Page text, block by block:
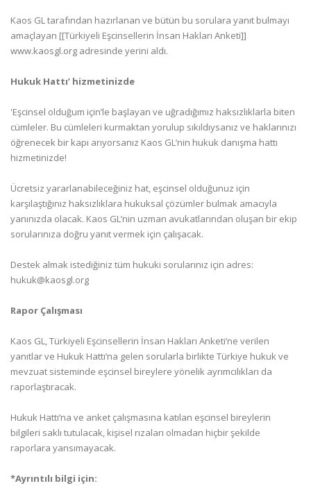
Kaos GL tarafından hazırlanan ve bütün bu sorulara yanıt bulmayı
amaçlayan [[Türkiyeli Eşcinsellerin İnsan Hakları Anketi]]
www.kaosgl.org adresinde yerini aldı.
Hukuk Hattı’ hizmetinizde
'Eşcinsel olduğum için’le başlayan ve uğradığımız haksızlıklarla biten
cümleler. Bu cümleleri kurmaktan yorulup sıkıldıysanız ve haklarınızı
öğrenecek bir kapı arıyorsanız Kaos GL’nin hukuk danışma hattı
hizmetinizde!
Ücretsiz yararlanabileceğiniz hat, eşcinsel olduğunuz için
karşılaştığınız haksızlıklara hukuksal çözümler bulmak amacıyla
yanınızda olacak. Kaos GL’nin uzman avukatlarından oluşan bir ekip
sorularınıza doğru yanıt vermek için çalışacak.
Destek almak istediğiniz tüm hukuki sorularınız için adres:
hukuk@kaosgl.org
Rapor Çalışması
Kaos GL, Türkiyeli Eşcinsellerin İnsan Hakları Anketi’ne verilen
yanıtlar ve Hukuk Hattı’na gelen sorularla birlikte Türkiye hukuk ve
mevzuat sisteminde eşcinsel bireylere yönelik ayrımcılıkları da
raporlaştıracak.
Hukuk Hattı’na ve anket çalışmasına katılan eşcinsel bireylerin
bilgileri saklı tutulacak, kişisel rızaları olmadan hiçbir şekilde
raporlara yansımayacak.
*Ayrıntılı bilgi için: